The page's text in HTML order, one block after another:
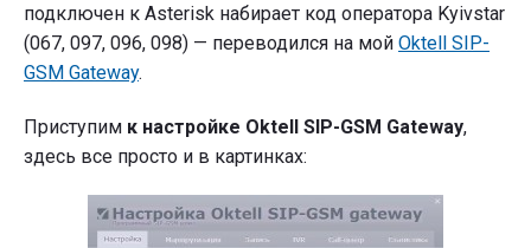
подключен к Asterisk набирает код оператора Kyivstar
(067, 097, 096, 098) — переводился на мой Oktell SIP-
GSM Gateway.
Приступим к настройке Oktell SIP-GSM Gateway,
здесь все просто и в картинках: